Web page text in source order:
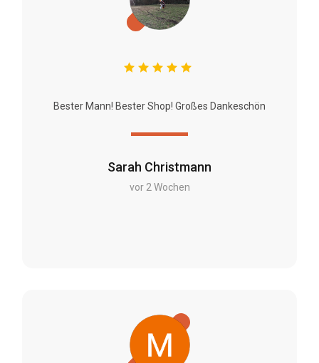
Sarah Christmann
vor 2 Wochen
Bester Mann! Bester Shop! Großes Dankeschön